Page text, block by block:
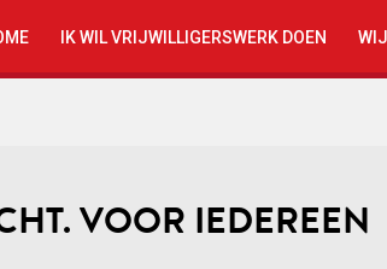
IK WIL VRIJWILLIGERSWERK DOEN
VOOR IEDEREEN